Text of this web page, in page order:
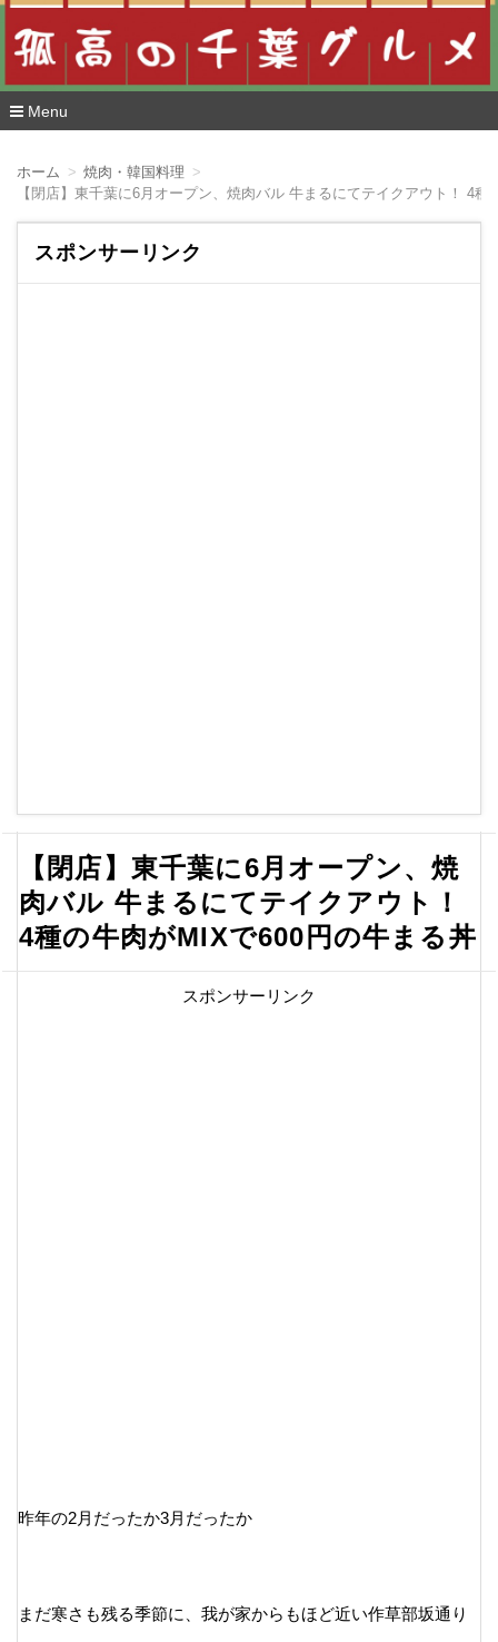
Menu
ホーム
焼肉・韓国料理
【閉店】東千葉に6月オープン、焼肉バル 牛まるにてテイクアウト！ 4
スポンサーリンク
【閉店】東千葉に6月オープン、焼
肉バル 牛まるにてテイクアウト！
4種の牛肉がMIXで600円の牛まる丼
スポンサーリンク
昨年の2月だったか3月だったか
まだ寒さも残る季節に、我が家からもほど近い作草部坂通り